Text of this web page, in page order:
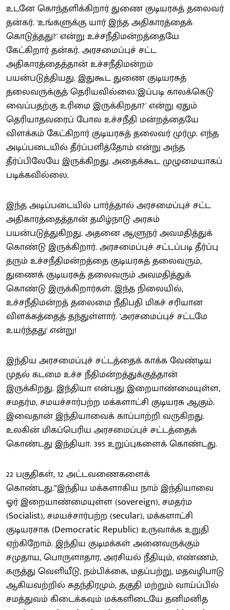
உடனே கொந்தளிக்கிறார் துணை குடியரசுத் தலைவர்
தன்கர். 'உங்களுக்கு யார் இந்த அதிகாரத்தைக்
கொடுத்தது?' என்று உச்சநீதிமன்றத்தையே
கேட்கிறார் தன்கர். அரசமைப்புச் சட்ட
அதிகாரத்தைத்தான் உச்சநீதிமன்றம்
பயன்படுத்தியது. இதுகூட துணை குடியரசுத்
தலைவருக்குத் தெரியவில்லை.'இப்படி காலக்கெடு
வைப்பதற்கு உரிமை இருக்கிறதா?' என்று ஏதும்
தெரியாதவரைப் போல உச்சநீதி மன்றத்தையே
விளக்கம் கேட்கிறார் குடியரசுத் தலைவர் முர்மு. எந்த
அடிப்படையில் தீர்ப்பளித்தோம் என்று அந்த
தீர்ப்பிலேயே இருக்கிறது. அதைக்கூட முழுமையாகப்
படிக்கவில்லை.
இந்த அடிப்படையில் பார்த்தால் அரசமைப்புச் சட்ட
அதிகாரத்தைத்தான் தமிழ்நாடு அரசும்
பயன்படுத்துகிறது. அதனை ஆளுநர் அவமதித்துக்
கொண்டு இருக்கிறார். அரசமைப்புச் சட்டப்படி தீர்ப்பு
தரும் உச்சநீதிமன்றத்தை குடியரசுத் தலைவரும்,
துணைக் குடியரசுத் தலைவரும் அவமதித்துக்
கொண்டு இருக்கிறார்கள். இந்த நிலையில்,
உச்சநீதிமன்றத் தலைமை நீதிபதி மிகச் சரியான
விளக்கத்தைத் தந்துள்ளார். 'அரசமைப்புச் சட்டமே
உயர்ந்தது' என்று!
இந்திய அரசமைப்புச் சட்டத்தைக் காக்க வேண்டிய
முதல் கடமை உச்ச நீதிமன்றத்துக்குத்தான்
இருக்கிறது. இந்தியா என்பது இறையாண்மையுள்ள,
சமதர்ம, சமயச்சார்பற்ற மக்களாட்சி குடியரசு ஆகும்.
இவைதான் இந்தியாவைக் காப்பாற்றி வருகிறது.
உலகின் மிகப்பெரிய அரசமைப்புச் சட்டத்தைக்
கொண்டது இந்தியா. 395 உறுப்புகளைக் கொண்டது.
22 பகுதிகள், 12 அட்டவணைகளைக்
கொண்டது.”இந்திய மக்களாகிய நாம் இந்தியாவை
ஓர் இறையாண்மையுள்ள (sovereign), சமதர்ம
(Socialist), சமயச்சார்பற்ற (secular), மக்களாட்சி
குடியரசாக (Democratic Republic) உருவாக்க உறுதி
ஏற்கிறோம். இந்திய குடிமக்கள் அனைவருக்கும்
சமுதாய, பொருளாதார, அரசியல் நீதியும், எண்ணம்,
கருத்து வெளியீடு, நம்பிக்கை, மதப்பற்று, மதவழிபாடு
ஆகியவற்றில் சுதந்திரமும், தகுதி மற்றும் வாய்ப்பில்
சமத்துவம் கிடைக்கவும் மக்களிடையே தனிமனித